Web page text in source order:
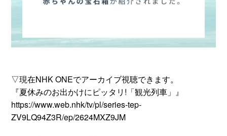
▽現在NHK ONEでアーカイブ視聴できます。
『夏休みのお出かけにピッタリ!「観光列車」』
https://www.web.nhk/tv/pl/series-tep-
ZV9LQ94Z3R/ep/2624MXZ9JM